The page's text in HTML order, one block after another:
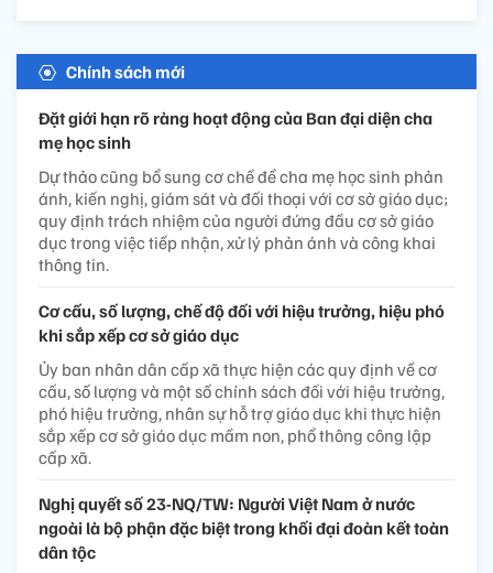
Chính sách mới
Đặt giới hạn rõ ràng hoạt động của Ban đại diện cha
mẹ học sinh
Dự thảo cũng bổ sung cơ chế để cha mẹ học sinh phản
ánh, kiến nghị, giám sát và đối thoại với cơ sở giáo dục;
quy định trách nhiệm của người đứng đầu cơ sở giáo
dục trong việc tiếp nhận, xử lý phản ánh và công khai
thông tin.
Cơ cấu, số lượng, chế độ đối với hiệu trưởng, hiệu phó
khi sắp xếp cơ sở giáo dục
Ủy ban nhân dân cấp xã thực hiện các quy định về cơ
cấu, số lượng và một số chính sách đối với hiệu trưởng,
phó hiệu trưởng, nhân sự hỗ trợ giáo dục khi thực hiện
sắp xếp cơ sở giáo dục mầm non, phổ thông công lập
cấp xã.
Nghị quyết số 23-NQ/TW: Người Việt Nam ở nước
ngoài là bộ phận đặc biệt trong khối đại đoàn kết toàn
dân tộc